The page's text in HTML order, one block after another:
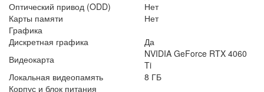
Оптический привод (ODD)
Нет
Карты памяти
Нет
Графика
Дискретная графика
Да
Видеокарта
NVIDIA GeForce RTX 4060
Ti
Локальная видеопамять
8 ГБ
Корпус и блок питания